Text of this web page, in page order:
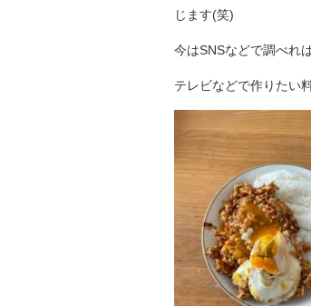
じます(笑)
今はSNSなどで調べれ
テレビなどで作りたい